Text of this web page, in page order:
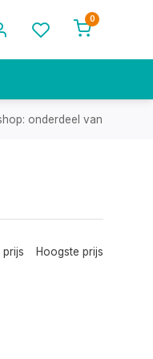
0
onderdeel van een
prijs Hoogste prijs